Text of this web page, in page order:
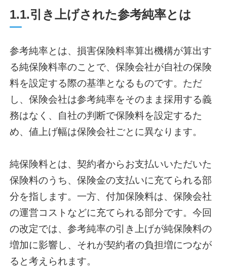
1.1.引き上げされた参考純率とは
参考純率とは、損害保険料率算出機構が算出す
る純保険料率のことで、保険会社が自社の保険
料を設定する際の基準となるものです。ただ
し、保険会社は参考純率をそのまま採用する義
務はなく、自社の判断で保険料を設定するた
め、値上げ幅は保険会社ごとに異なります。
純保険料とは、契約者からお支払いいただいた
保険料のうち、保険金の支払いに充てられる部
分を指します。一方、付加保険料は、保険会社
の運営コストなどに充てられる部分です。今回
の改定では、参考純率の引き上げが純保険料の
増加に影響し、それが契約者の負担増につなが
ると考えられます。